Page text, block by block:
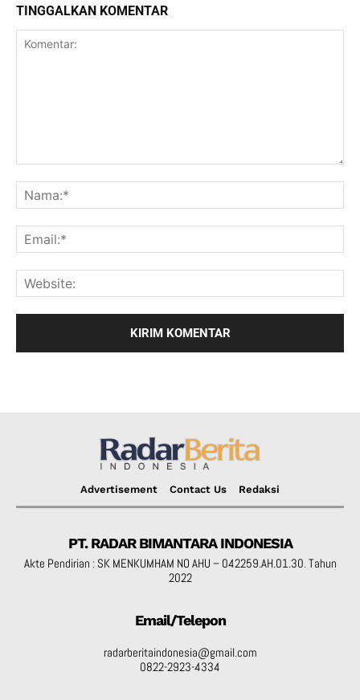
TINGGALKAN KOMENTAR
Advertisement Contact Us Redaksi
PT. RADAR BIMANTARA INDONESIA
Akte Pendirian : SK MENKUMHAM NO AHU – 042259.AH.01.30. Tahun
2022
Email/Telepon
radarberitaindonesia@gmail.com
0822-2923-4334